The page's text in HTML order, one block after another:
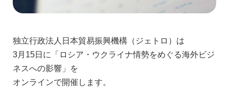
独立行政法人日本貿易振興機構（ジェトロ）は
3月15日に「ロシア・ウクライナ情勢をめぐる海外ビジ
ネスへの影響」を
オンラインで開催します。